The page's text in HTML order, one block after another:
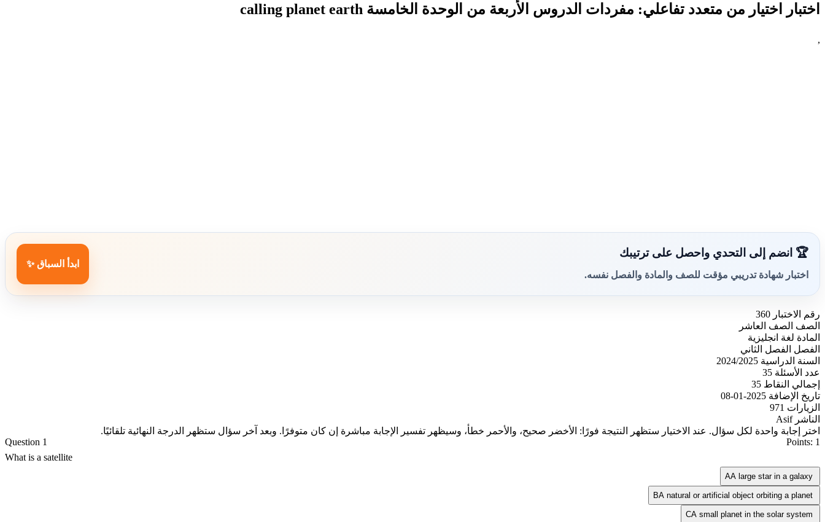
اختبار اختيار من متعدد تفاعلي: مفردات الدروس الأربعة من الوحدة الخامسة calling planet earth
,
🏆 انضم إلى التحدي واحصل على ترتيبك
اختبار شهادة تدريبي مؤقت للصف والمادة والفصل نفسه.
ابدأ السباق ✨
رقم الاختبار 360
الصف الصف العاشر
المادة لغة انجليزية
الفصل الفصل الثاني
السنة الدراسية 2024/2025
عدد الأسئلة 35
إجمالي النقاط 35
تاريخ الإضافة 2025-01-08
الزيارات 971
الناشر Asif
اختر إجابة واحدة لكل سؤال. عند الاختيار ستظهر النتيجة فورًا: الأخضر صحيح، والأحمر خطأ، وسيظهر تفسير الإجابة مباشرة إن كان متوفرًا. وبعد آخر سؤال ستظهر الدرجة النهائية تلقائيًا.
Question 1
Points: 1
What is a satellite
AA large star in a galaxy
BA natural or artificial object orbiting a planet
CA small planet in the solar system